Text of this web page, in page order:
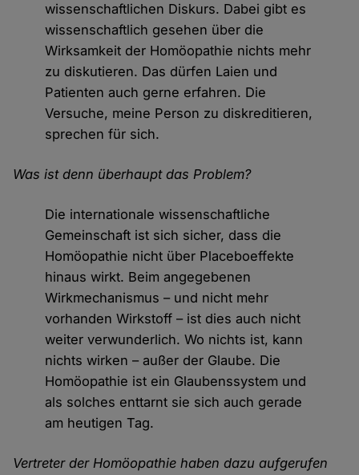
wissenschaftlichen Diskurs. Dabei gibt es
wissenschaftlich gesehen über die
Wirksamkeit der Homöopathie nichts mehr
zu diskutieren. Das dürfen Laien und
Patienten auch gerne erfahren. Die
Versuche, meine Person zu diskreditieren,
sprechen für sich.
Was ist denn überhaupt das Problem?
Die internationale wissenschaftliche
Gemeinschaft ist sich sicher, dass die
Homöopathie nicht über Placeboeffekte
hinaus wirkt. Beim angegebenen
Wirkmechanismus – und nicht mehr
vorhanden Wirkstoff – ist dies auch nicht
weiter verwunderlich. Wo nichts ist, kann
nichts wirken – außer der Glaube. Die
Homöopathie ist ein Glaubenssystem und
als solches enttarnt sie sich auch gerade
am heutigen Tag.
Vertreter der Homöopathie haben dazu aufgerufen